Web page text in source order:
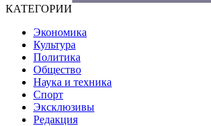
КАТЕГОРИИ
Экономика
Культура
Политика
Общество
Наука и техника
Спорт
Эксклюзивы
Редакция